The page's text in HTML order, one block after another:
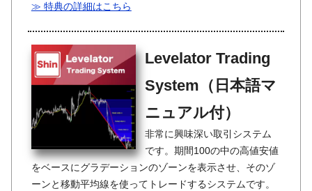
≫ 特典の詳細はこちら
Levelator Trading
System（日本語マ
ニュアル付）
非常に興味深い取引システム
です。期間100の中の高値安値
をベースにグラデーションのゾーンを表示させ、そのゾ
ーンと移動平均線を使ってトレードするシステムです。